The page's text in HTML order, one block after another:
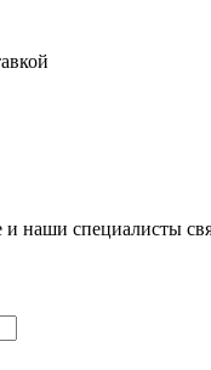
наши специалисты